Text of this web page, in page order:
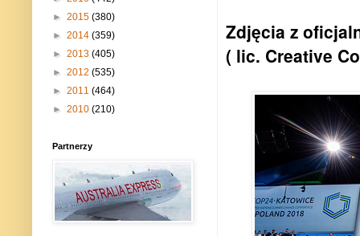
Zdjęcia z
( lic. Creative
► 2015 (380)
► 2014 (359)
► 2013 (405)
► 2012 (535)
► 2011 (464)
► 2010 (210)
Partnerzy